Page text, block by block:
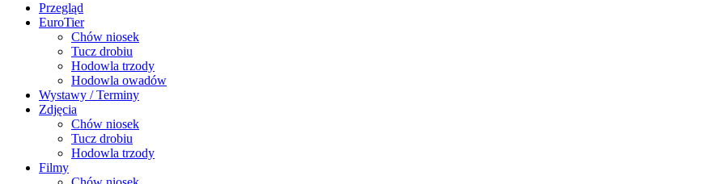
Przegląd
EuroTier
Chów niosek
Tucz drobiu
Hodowla trzody
Hodowla owadów
Wystawy / Terminy
Zdjęcia
Chów niosek
Tucz drobiu
Hodowla trzody
Filmy